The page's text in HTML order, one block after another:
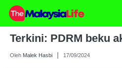
Skip
content
Terkini: PDRM beku
Oleh Malek Hasbi 17/09/2024